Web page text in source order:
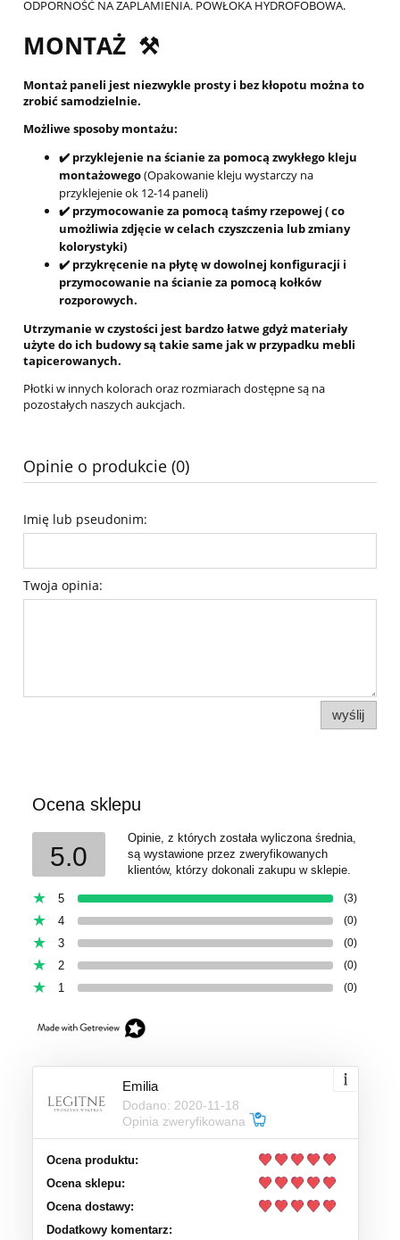
ODPORNOŚĆ NA ZAPLAMIENIA. POWŁOKA HYDROFOBOWA.
MONTAŻ ⚒️
Montaż paneli jest niezwykle prosty i bez kłopotu można to
zrobić samodzielnie.
Możliwe sposoby montażu:
✔️ przyklejenie na ścianie za pomocą zwykłego kleju
montażowego(Opakowanie kleju wystarczy na
przyklejenie ok 12-14 paneli)
✔️ przymocowanie za pomocą taśmy rzepowej ( co
umożliwia zdjęcie w celach czyszczenia lub zmiany
kolorystyki)
✔️ przykręcenie na płytę w dowolnej konfiguracji i
przymocowanie na ścianie za pomocą kołków
rozporowych.
Utrzymanie w czystości jest bardzo łatwe gdyż materiały
użyte do ich budowy są takie same jak w przypadku mebli
tapicerowanych.
Płotki w innych kolorach oraz rozmiarach dostępne są na
pozostałych naszych aukcjach.
Opinie o produkcie (0)
Imię lub pseudonim:
Twoja opinia:
wyślij
Ocena sklepu
5.0
Opinie, z których została wyliczona średnia,
są wystawione przez zweryfikowanych
klientów, którzy dokonali zakupu w sklepie.
5 (3)
4 (0)
3 (0)
2 (0)
1 (0)
Emilia
Dodano: 2020-11-18
Opinia zweryfikowana
Ocena produktu:
Ocena sklepu:
Ocena dostawy:
Dodatkowy komentarz: